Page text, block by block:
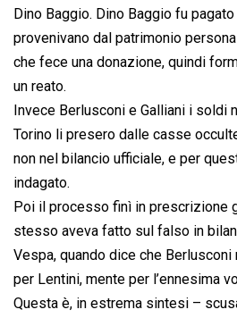
Dino Baggio. Dino Baggio fu
provenivano dal patrimonio
che fece una donazione, quindi
un reato.
Invece Berlusconi e Galliani i soldi
Torino li presero dalle casse
non nel bilancio ufficiale, e per
indagato.
Poi il processo finì in prescrizione
stesso aveva fatto sul falso in
Vespa, quando dice che
per Lentini, mente per l’ennesima
Questa è, in estrema sintesi –